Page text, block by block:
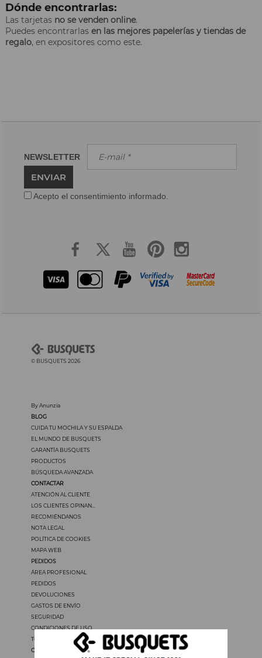
Dónde encontrarlas:
Las tarjetas no se venden online.
Puedes encontrarlas en las mejores papelerías y tiendas de
regalo, en expositores como este.
NEWSLETTER
ENVIAR
Acepto el consentimiento informado.
© BUSQUETS 2026
By Anunzia
BLOG
CUIDA TU MOCHILA Y SU ESPALDA
EL MUNDO DE BUSQUETS
GARANTÍA BUSQUETS
PRODUCTOS
BÚSQUEDA AVANZADA
CONTACTAR
ATENCIÓN AL CLIENTE
LOS CLIENTES OPINAN...
RECOMIÉNDANOS
NOTA LEGAL
POLÍTICA DE COOKIES
MAPA WEB
PEDIDOS
ÁREA PROFESIONAL
PEDIDOS
DEVOLUCIONES
GASTOS DE ENVÍO
SEGURIDAD
CONDICIONES DE USO
TODOS LOS PRECIOS INCLUYEN IVA
OTROS IDIOMAS